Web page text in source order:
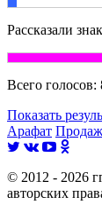
Рассказали
Всего голосов:
Показать
Арафат
© 2012 - 2026
авторских